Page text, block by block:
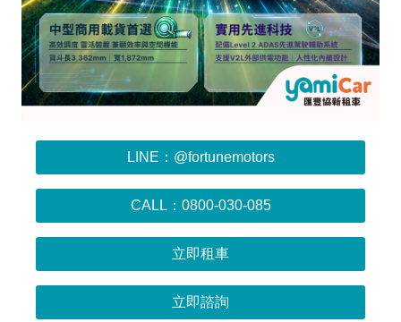
LINE：@fortunemotors
CALL：0800-030-085
立即租車
立即諮詢